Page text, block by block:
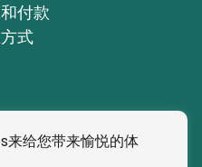
付款
式
给您带来愉悦的体